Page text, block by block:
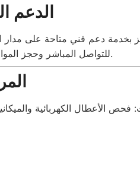
الدعم
للتواصل المباشر وحجز.